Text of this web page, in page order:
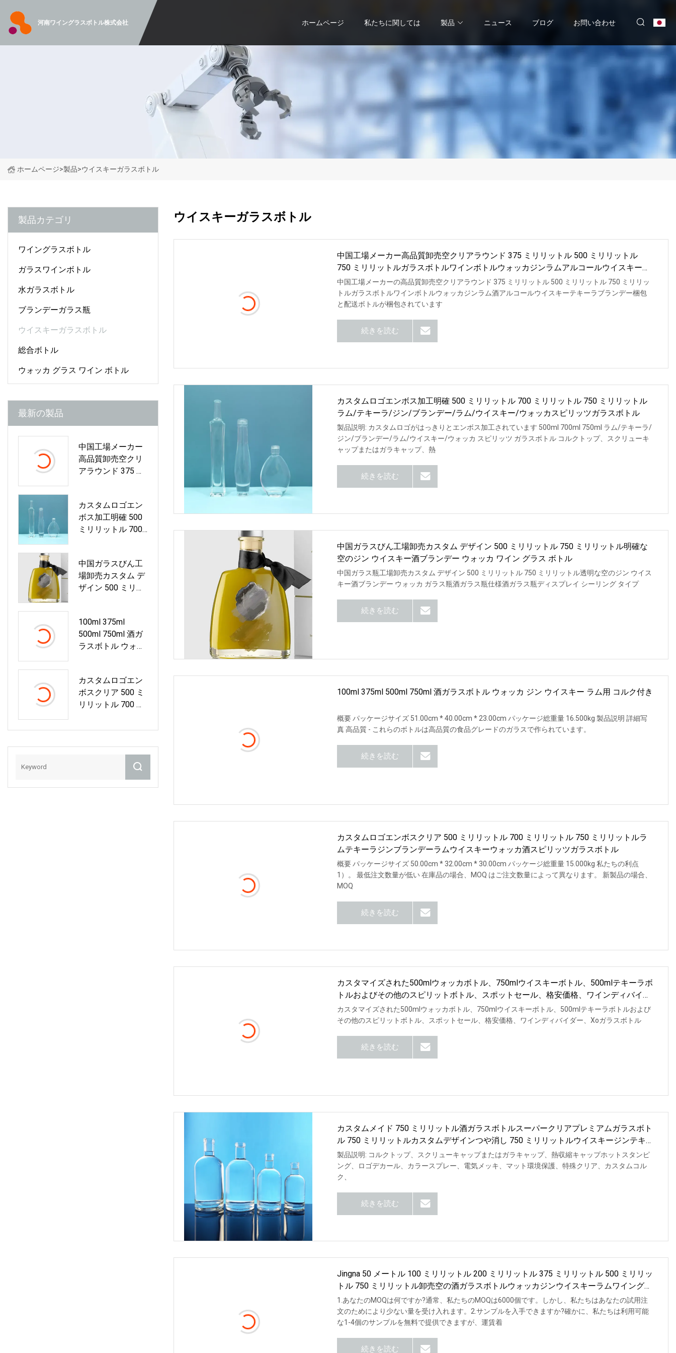
河南ワイングラスボトル株式会社 ホームページ 私たちに関しては 製品 ニュース ブログ お問い合わせ
ホームページ>製品>ウイスキーガラスボトル
製品カテゴリ
ワイングラスボトル
ガラスワインボトル
水ガラスボトル
ブランデーガラス瓶
ウイスキーガラスボトル
総合ボトル
ウォッカ グラス ワイン ボトル
最新の製品
中国工場メーカー
高品質卸売空クリ
アラウンド 375 ミ
リリットルガラス
ボトルワインボト
ルウォッカジンラ
ランデー
カスタムロゴエン
ボス加工明確 500
ミリリットル 700
テキーラ/ジン/ブ
ランデー/ラム/ウ
イスキー/ウォッカ
中国ガラスびん工
場卸売カスタム デ
ザイン 500 ミリリ
ジン ウイスキー酒
ブランデー ウォッ
カ ワイン グラス
100ml 375ml
500ml 750ml 酒ガ
ラスボトル ウォッ
カスタムロゴエン
ボスクリア 500 ミ
リリットル 700 ミ
リリットルラムテ
デーラムウイスキ
ーウォッカ酒スピ
ル
ウイスキーガラスボトル
中国工場メーカー高品質卸売空クリアラウンド 375 ミリリットル 500 ミリリットル
750 ミリリットルガラスボトルワインボトルウォッカジンラムアルコールウイスキーテ
キーラブランデー
中国工場メーカーの高品質卸売空クリアラウンド 375 ミリリットル 500 ミリリットル 750 ミリリッ
トルガラスボトルワインボトルウォッカジンラム酒アルコールウイスキーテキーラブランデー梱包
と配送ボトルが梱包されています
続きを読む
カスタムロゴエンボス加工明確 500 ミリリットル 700 ミリリットル 750 ミリリットル
ラム/テキーラ/ジン/ブランデー/ラム/ウイスキー/ウォッカスピリッツガラスボトル
製品説明: カスタムロゴがはっきりとエンボス加工されています 500ml 700ml 750ml ラム/テキーラ/
ジン/ブランデー/ラム/ウイスキー/ウォッカ スピリッツ ガラスボトル コルクトップ、スクリューキ
ャップまたはガラキャップ、熱
続きを読む
中国ガラスびん工場卸売カスタム デザイン 500 ミリリットル 750 ミリリットル明確な
空のジン ウイスキー酒ブランデー ウォッカ ワイン グラス ボトル
中国ガラス瓶工場卸売カスタム デザイン 500 ミリリットル 750 ミリリットル透明な空のジン ウイス
キー酒ブランデー ウォッカ ガラス瓶酒ガラス瓶仕様酒ガラス瓶ディスプレイ シーリング タイプ
続きを読む
100ml 375ml 500ml 750ml 酒ガラスボトル ウォッカ ジン ウイスキー ラム用 コルク付き
概要 パッケージサイズ 51.00cm * 40.00cm * 23.00cm パッケージ総重量 16.500kg 製品説明 詳細写
真 高品質 - これらのボトルは高品質の食品グレードのガラスで作られています。
続きを読む
カスタムロゴエンボスクリア 500 ミリリットル 700 ミリリットル 750 ミリリットルラ
ムテキーラジンブランデーラムウイスキーウォッカ酒スピリッツガラスボトル
概要 パッケージサイズ 50.00cm * 32.00cm * 30.00cm パッケージ総重量 15.000kg 私たちの利点
1）。 最低注文数量が低い 在庫品の場合、MOQ はご注文数量によって異なります。 新製品の場合、
MOQ
続きを読む
カスタマイズされた500mlウォッカボトル、750mlウイスキーボトル、500mlテキーラボ
トルおよびその他のスピリットボトル、スポットセール、格安価格、ワインディバイダ
ー、Xoガラスボトル
カスタマイズされた500mlウォッカボトル、750mlウイスキーボトル、500mlテキーラボトルおよび
その他のスピリットボトル、スポットセール、格安価格、ワインディバイダー、Xoガラスボトル
続きを読む
カスタムメイド 750 ミリリットル酒ガラスボトルスーパークリアプレミアムガラスボト
ル 750 ミリリットルカスタムデザインつや消し 750 ミリリットルウイスキージンテキ
ーラガラスボトル
製品説明: コルクトップ、スクリューキャップまたはガラキャップ、熱収縮キャップホットスタンピ
ング、ロゴデカール、カラースプレー、電気メッキ、マット環境保護、特殊クリア、カスタムコル
ク、
続きを読む
Jingna 50 メートル 100 ミリリットル 200 ミリリットル 375 ミリリットル 500 ミリリッ
トル 750 ミリリットル卸売空の酒ガラスボトルウォッカジンウイスキーラムワイングラ
スボトルコルクストッパー
1.あなたのMOQは何ですか?通常、私たちのMOQは6000個です。しかし、私たちはあなたの試用注
文のためにより少ない量を受け入れます。2.サンプルを入手できますか?確かに、私たちは利用可能
な1-4個のサンプルを無料で提供できますが、運賃着
続きを読む